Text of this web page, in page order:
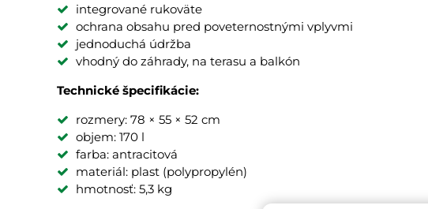
integrované rukoväte
ochrana obsahu pred poveternostnými vplyvmi
jednoduchá údržba
vhodný do záhrady, na terasu a balkón
Technické špecifikácie:
rozmery: 78 × 55 × 52 cm
objem: 170 l
farba: antracitová
materiál: plast (polypropylén)
hmotnosť: 5,3 kg